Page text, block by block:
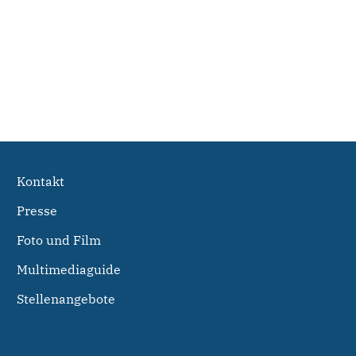
Kontakt
Presse
Foto und Film
Multimediaguide
Stellenangebote